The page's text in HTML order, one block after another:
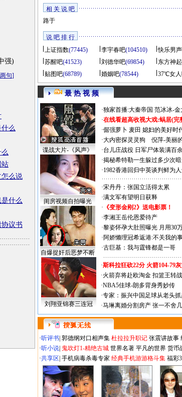
强)
句]
么
站
么说
什么
议书
相 关 说 吧
路于
说 吧 排 行
上证指数(77445) 李宇春吧(104510) 快乐男
苏醒吧(41523) 刘德华吧(69854) 东方神
贴图吧(68789) 婚姻吧(78544) 37℃女
最 热 视 频
谍战大片-《风声》
闺房视频自拍曝光
自爆捉奸后恶梦不断
·独家首播:大秦帝国 范冰冰-金
·在线看超高收视大戏:蜗居(完
·倔强萝卜 麦田 媳妇的美好时
·大内密探灵灵狗
倪萍-美丽
·台儿庄战役 日军尸体装满百
·揭秘希特勒一生躲过多少次暗
·1982香港回归中英谈判鲜为
·宋丹丹：张国立活得太累
·满文军有望明日获释
· 《变形金刚2》送电影票！
·李湘王岳伦恩爱待产
·黎姿怀孕大肚照曝光 月用30
·阿娇懒理冠希返港:不关我的
·古巨基：我与霆锋都是一哥
刘翔亚锦赛三连冠
·斯科拉狂砍22分 火箭104-79
·火箭弃将赴欧淘金 扣篮王转
·NBA5佳球-朗多背身秀妙传
·专家：振兴中国足球从老头抓
·马琳离婚分割房产 张一不舍
·听评书 郭德纲对口相声集 杜拉拉升职记 张震讲故事
·听小说 鬼吹灯1-精绝古城 世界名著 平凡的世界 货币
·共享区 手机病毒杀毒专家 经典手机游游格斗集 福彩